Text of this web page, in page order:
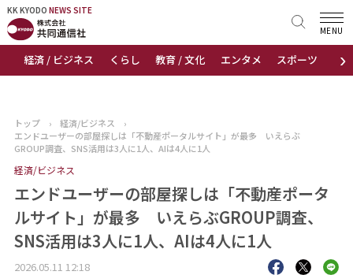
KK KYODO NEWS SITE
›
経済 / ビジネス くらし 教育 / 文化 エンタメ スポーツ 地域
MENU
KK KYODONEWS SITE
トップページ
ニュース
おすすめコンテンツ
出版物
会社概要
トップ › 経済/ビジネス
›
エンドユーザーの部屋探しは「不動産ポータルサイト」が最多 いえらぶ
GROUP調査、SNS活用は3人に1人、AIは4人に1人
経済/ビジネス
エンドユーザーの部屋探しは「不動産ポータ
ルサイト」が最多 いえらぶGROUP調査、
SNS活用は3人に1人、AIは4人に1人
2026.05.11 12:18